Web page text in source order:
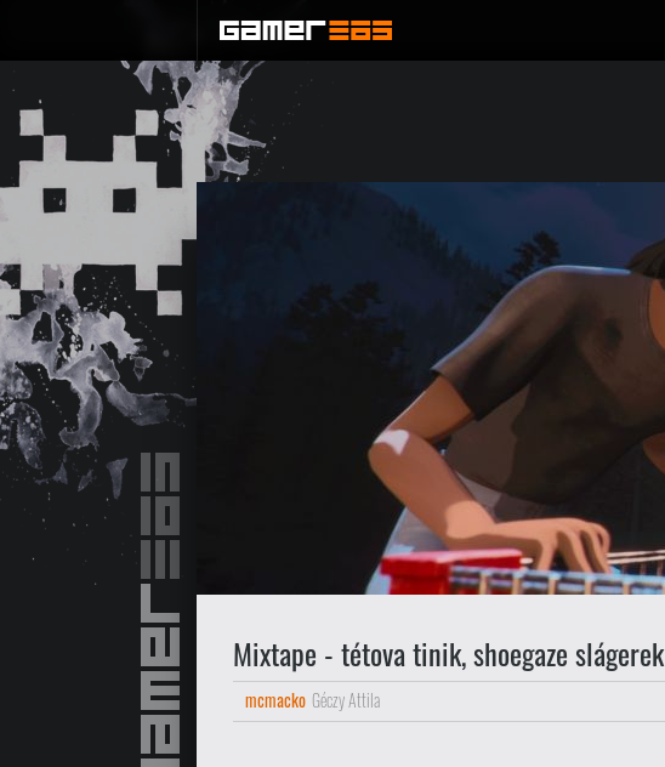
Mixtape - tétova tinik, shoegaze slágerek
mcmacko Géczy Attila